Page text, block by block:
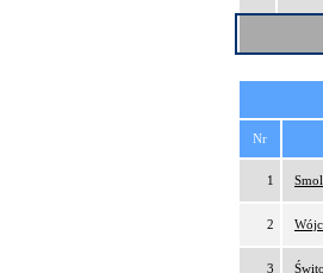
Nr
1
2
3